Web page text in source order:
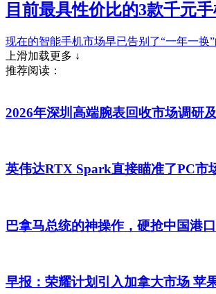
目前最具性价比的3款千元
现在的智能手机市场早已告别了“一年一
上滑加载更多 ↓
推荐阅读：
2026年深圳高端腕表回收市场调研
英伟达RTX Spark直接瞄准了PC市
巴拿马总统的神操作，硬抢中国港
早报：荣耀计划引入加拿大市场 苹